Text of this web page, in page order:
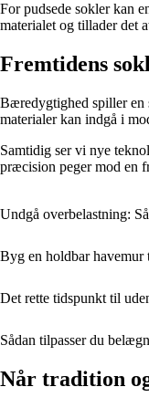
For pudsede sokler kan
materialet og tillader det
Fremtidens
Bæredygtighed spiller en
materialer kan indgå i
Samtidig ser vi nye
præcision peger mod en
Undgå overbelastning:
Byg en holdbar
Det rette tidspunkt til
Sådan tilpasser du
Når tradition